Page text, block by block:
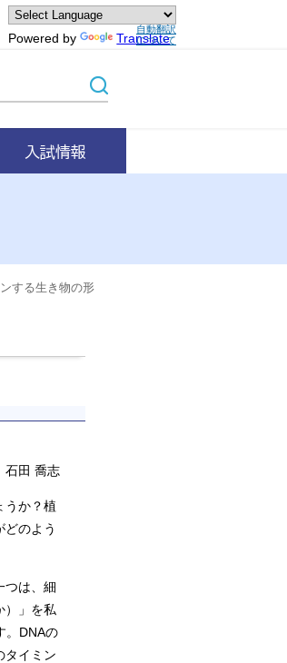
Powered by Translate
自動翻訳
について
入試情報
する生き物の形
田 喬志
うか？植
のよう
つは、細
）」を私
。DNAの
タイミン